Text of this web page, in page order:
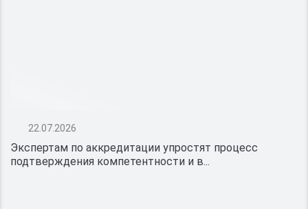
22.07.2026
Экспертам по аккредитации упростят процесс
подтверждения компетентности и в...